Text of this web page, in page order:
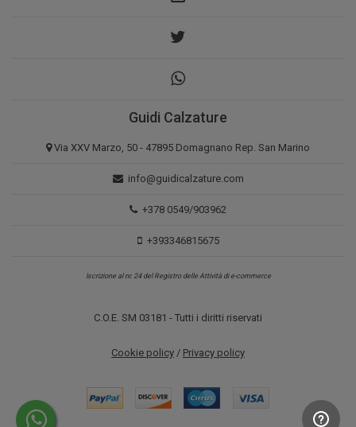
Guidi Calzature
Via XXV Marzo, 50 - 47895 Domagnano Rep. San Marino
info@guidicalzature.com
+378 0549/903962
+393346815675
Iscrizione al nr. 24 del Registro delle Attività di e-commerce
C.O.E. SM 03181 - Tutti i diritti riservati
Cookie policy / Privacy policy